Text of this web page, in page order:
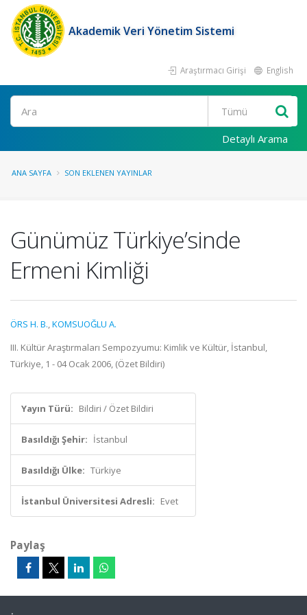
Akademik Veri Yönetim Sistemi
Araştırmacı Girişi English
Ara
Detaylı Arama
ANA SAYFA SON EKLENEN YAYINLAR
Günümüz Türkiye’sinde
Ermeni Kimliği
ÖRS H. B.,KOMSUOĞLU A.
III. Kültür Araştırmaları Sempozyumu: Kimlik ve Kültür, İstanbul,
Türkiye, 1 - 04 Ocak 2006, (Özet Bildiri)
Yayın Türü: Bildiri / Özet Bildiri
Basıldığı Şehir: İstanbul
Basıldığı Ülke: Türkiye
İstanbul Üniversitesi Adresli: Evet
Paylaş